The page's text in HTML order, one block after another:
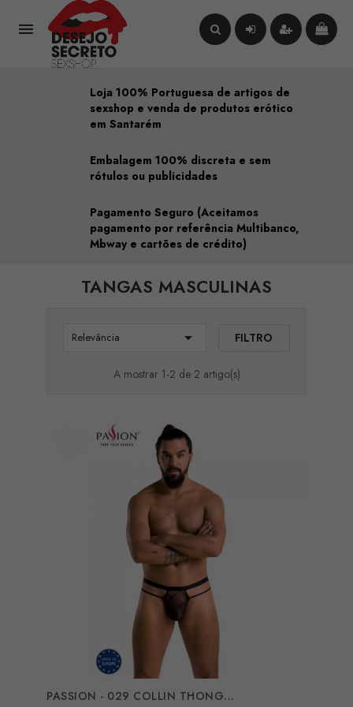

Loja 100% Portuguesa de artigos de
sexshop e venda de produtos erótico
em Santarém
Embalagem 100% discreta e sem
rótulos ou publicidades
Pagamento Seguro (Aceitamos
pagamento por referência Multibanco,
Mbway e cartões de crédito)
TANGAS MASCULINAS
Relevância  FILTRO
A mostrar 1-2 de 2 artigo(s)
PASSION - 029 COLLIN THONG...